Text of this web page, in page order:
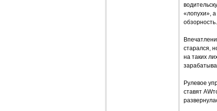
«лопухи»,
обзорность.
старался,
на таких
Рулевое
ставят